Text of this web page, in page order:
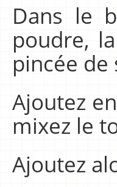
Dans le
poudre,
pincée de
Ajoutez
mixez le
Ajoutez